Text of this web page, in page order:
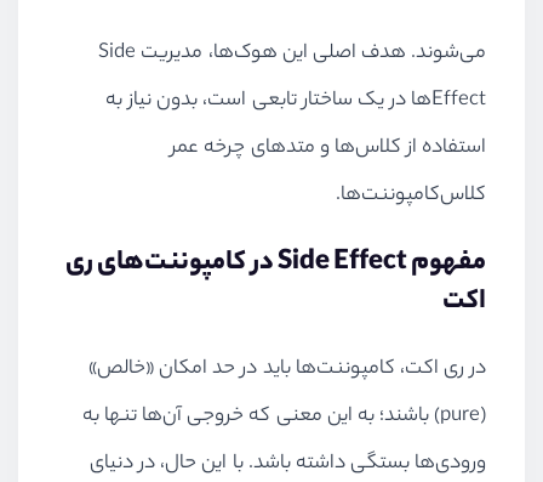
می‌شوند. هدف اصلی این هوک‌ها، مدیریت Side
Effectها در یک ساختار تابعی است، بدون نیاز به
استفاده از کلاس‌ها و متدهای چرخه عمر
کلاس‌کامپوننت‌ها.
مفهوم Side Effect در کامپوننت‌های ری‌
اکت
در ری‌ اکت، کامپوننت‌ها باید در حد امکان «خالص»
(pure) باشند؛ به این معنی که خروجی آن‌ها تنها به
ورودی‌ها بستگی داشته باشد. با این حال، در دنیای